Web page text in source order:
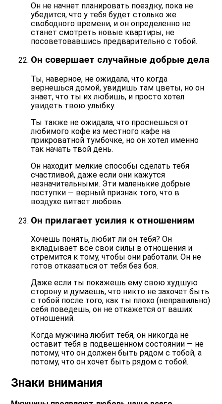
Он не начнет планировать поездку, пока не
убедится, что у тебя будет столько же
свободного времени, и он определенно не
станет смотреть новые квартиры, не
посоветовавшись предварительно с тобой.
Он совершает случайные добрые дела
Ты, наверное, не ожидала, что когда
вернешься домой, увидишь там цветы, но он
знает, что ты их любишь, и просто хотел
увидеть твою улыбку.
Ты также не ожидала, что проснешься от
любимого кофе из местного кафе на
прикроватной тумбочке, но он хотел именно
так начать твой день.
Он находит мелкие способы сделать тебя
счастливой, даже если они кажутся
незначительными. Эти маленькие добрые
поступки — верный признак того, что в
воздухе витает любовь.
Он прилагает усилия к отношениям
Хочешь понять, любит ли он тебя? Он
вкладывает все свои силы в отношения и
стремится к тому, чтобы они работали. Он не
готов отказаться от тебя без боя.
Даже если ты покажешь ему свою худшую
сторону и думаешь, что никто не захочет быть
с тобой после того, как ты плохо (неправильно)
себя поведешь, он не откажется от ваших
отношений.
Когда мужчина любит тебя, он никогда не
оставит тебя в подвешенном состоянии — не
потому, что он должен быть рядом с тобой, а
потому, что он хочет быть рядом с тобой.
Знаки внимания